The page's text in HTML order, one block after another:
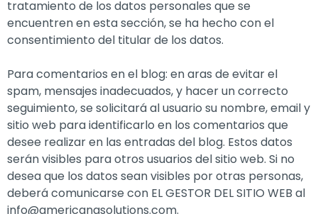
tratamiento de los datos personales que se
encuentren en esta sección, se ha hecho con el
consentimiento del titular de los datos.
Para comentarios en el blog: en aras de evitar el
spam, mensajes inadecuados, y hacer un correcto
seguimiento, se solicitará al usuario su nombre, email y
sitio web para identificarlo en los comentarios que
desee realizar en las entradas del blog. Estos datos
serán visibles para otros usuarios del sitio web. Si no
desea que los datos sean visibles por otras personas,
deberá comunicarse con EL GESTOR DEL SITIO WEB al
info@americanasolutions.com.